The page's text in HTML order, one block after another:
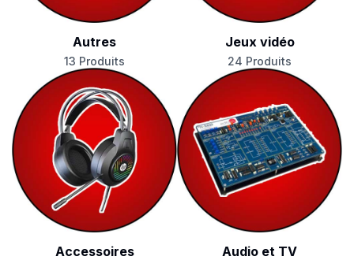
Autres
13 Produits
Jeux vidéo
24 Produits
Accessoires Audio et TV